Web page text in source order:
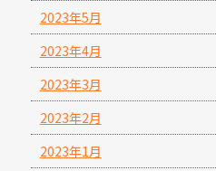
2023年5月
2023年4月
2023年3月
2023年2月
2023年1月